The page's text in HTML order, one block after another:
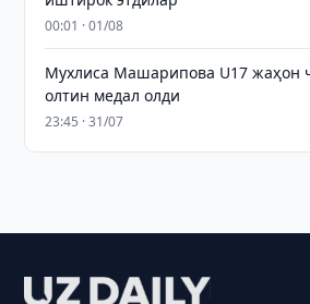
00:01 · 01/08
Мухлиса Машарипова U17 жаҳон
олтин медал олди
23:45 · 31/07